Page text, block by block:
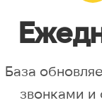
База
звонками и